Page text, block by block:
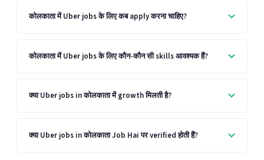
कोलकाता में Uber jobs के लिए कब apply करना चाहिए?
कोलकाता में Uber jobs के लिए कौन-कौन सी skills आवश्यक हैं?
क्या Uber jobs in कोलकाता में growth मिलती है?
क्या Uber jobs in कोलकाता Job Hai पर verified होती हैं?